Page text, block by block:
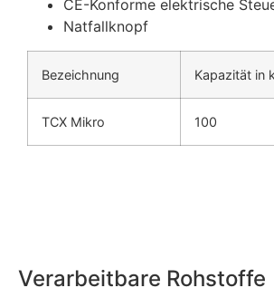
CE-Konforme elektrische
Natfallknopf
Bezeichnung Kapazität in
TCX Mikro 100
Verarbeitbare Rohstoffe